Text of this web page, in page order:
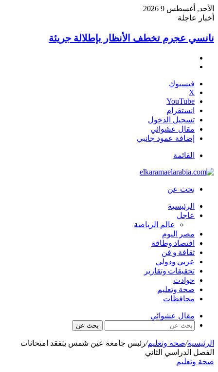
الأحد, أغسطس 9 2026
أخبار عاجلة
نانسي عجرم تخطف الأنظار بإطلالة جريئة
فيسبوك
‫X
‫YouTube
انستقرام
تسجيل الدخول
مقال عشوائي
إضافة عمود جانبي
القائمة
بحث عن
الرئيسية
عاجل
عالم الرياضة
مصر اليوم
اقتصاد وطاقة
ثقافة و فن
عربي ودولي
تحقيقات وتقارير
حوادث
صحة وتعليم
محافظات
مقال عشوائي
بحث عن
الرئيسية/صحة وتعليم/رئيس جامعة عين شمس يتفقد امتحانات
الفصل الدراسي الثاني
صحة وتعليم